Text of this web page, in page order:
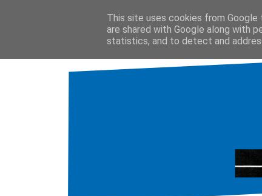
This site uses cookies from
are shared with Google along with
statistics, and to detect and